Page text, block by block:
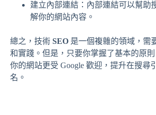
建立內部連結：內部連結可以幫助
解你的網站內容。
總之，技術 SEO 是一個複雜的領域，需
和實踐。但是，只要你掌握了基本的原
你的網站更受 Google 歡迎，提升在搜尋
名。